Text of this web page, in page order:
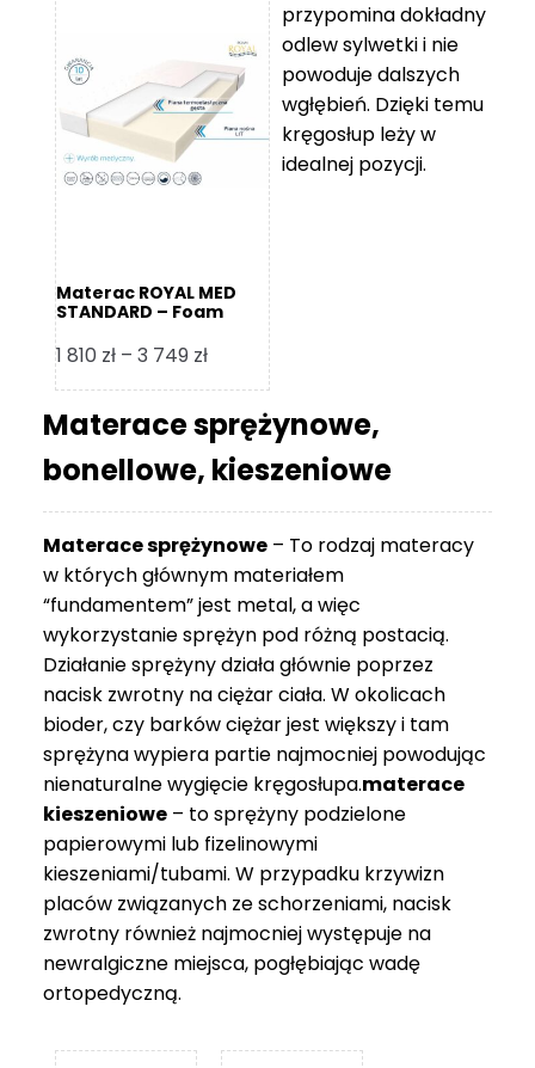
119 zł
do
11
670 zł
Materac ROYAL MED
STANDARD – Foam
1 810 zł – 3 749 złZakres
cen:
od
1
810 zł
749 zł
przypomina dokładny
odlew sylwetki i nie
powoduje dalszych
wgłębień. Dzięki temu
kręgosłup leży w
idealnej pozycji.
Materace sprężynowe,
bonellowe, kieszeniowe
Materace sprężynowe – To rodzaj materacy
w których głównym materiałem
“fundamentem” jest metal, a więc
wykorzystanie sprężyn pod różną postacią.
Działanie sprężyny działa głównie poprzez
nacisk zwrotny na ciężar ciała. W okolicach
bioder, czy barków ciężar jest większy i tam
sprężyna wypiera partie najmocniej powodując
nienaturalne wygięcie kręgosłupa.materace
kieszeniowe – to sprężyny podzielone
papierowymi lub fizelinowymi
kieszeniami/tubami. W przypadku krzywizn
placów związanych ze schorzeniami, nacisk
zwrotny również najmocniej występuje na
newralgiczne miejsca, pogłębiając wadę
ortopedyczną.